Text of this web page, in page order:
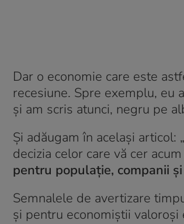
Dar o economie care este
recesiune. Spre exemplu, eu
și am scris atunci, negru pe
Și adăugam în același
decizia celor care vă cer
pentru populație, companii
Semnalele de avertizare
și pentru economiștii